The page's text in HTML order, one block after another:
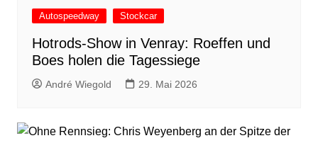
Autospeedway Stockcar
Hotrods-Show in Venray: Roeffen und
Boes holen die Tagessiege
André Wiegold 29. Mai 2026